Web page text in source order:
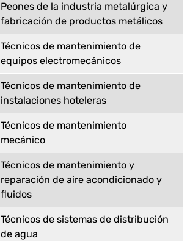
Peones de la industria metalúrgica y
fabricación de productos metálicos
Técnicos de mantenimiento de
equipos electromecánicos
Técnicos de mantenimiento de
instalaciones hoteleras
Técnicos de mantenimiento
mecánico
Técnicos de mantenimiento y
reparación de aire acondicionado y
fluidos
Técnicos de sistemas de distribución
de agua